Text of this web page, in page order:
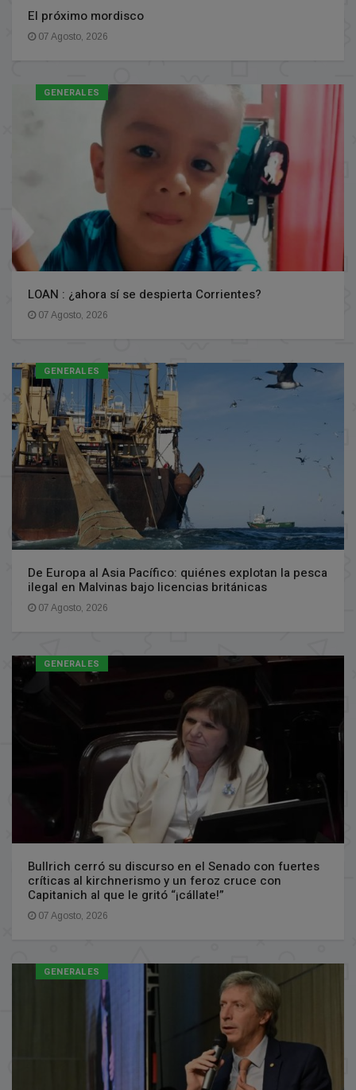
El próximo mordisco
07 Agosto, 2026
GENERALES
LOAN : ¿ahora sí se despierta Corrientes?
07 Agosto, 2026
GENERALES
De Europa al Asia Pacífico: quiénes explotan la pesca
ilegal en Malvinas bajo licencias británicas
07 Agosto, 2026
GENERALES
Bullrich cerró su discurso en el Senado con fuertes
críticas al kirchnerismo y un feroz cruce con
Capitanich al que le gritó “¡cállate!”
07 Agosto, 2026
GENERALES